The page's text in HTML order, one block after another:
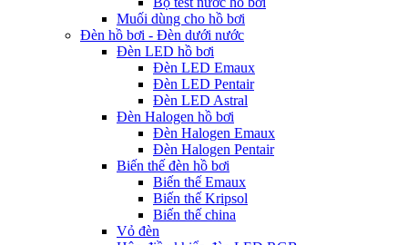
Muối dùng cho hồ bơi
Đèn hồ bơi - Đèn dưới nước
Đèn LED hồ bơi
Đèn LED Emaux
Đèn LED Pentair
Đèn LED Astral
Đèn Halogen hồ bơi
Đèn Halogen Emaux
Đèn Halogen Pentair
Biến thế đèn hồ bơi
Biến thế Emaux
Biến thế Kripsol
Biến thế china
Vỏ đèn